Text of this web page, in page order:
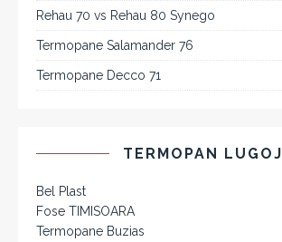
Rehau 70 vs Rehau 80 Synego
Termopane Salamander 76
Termopane Decco 71
TERMOPAN LUGOJ
Bel Plast
Fose TIMISOARA
Termopane Buzias